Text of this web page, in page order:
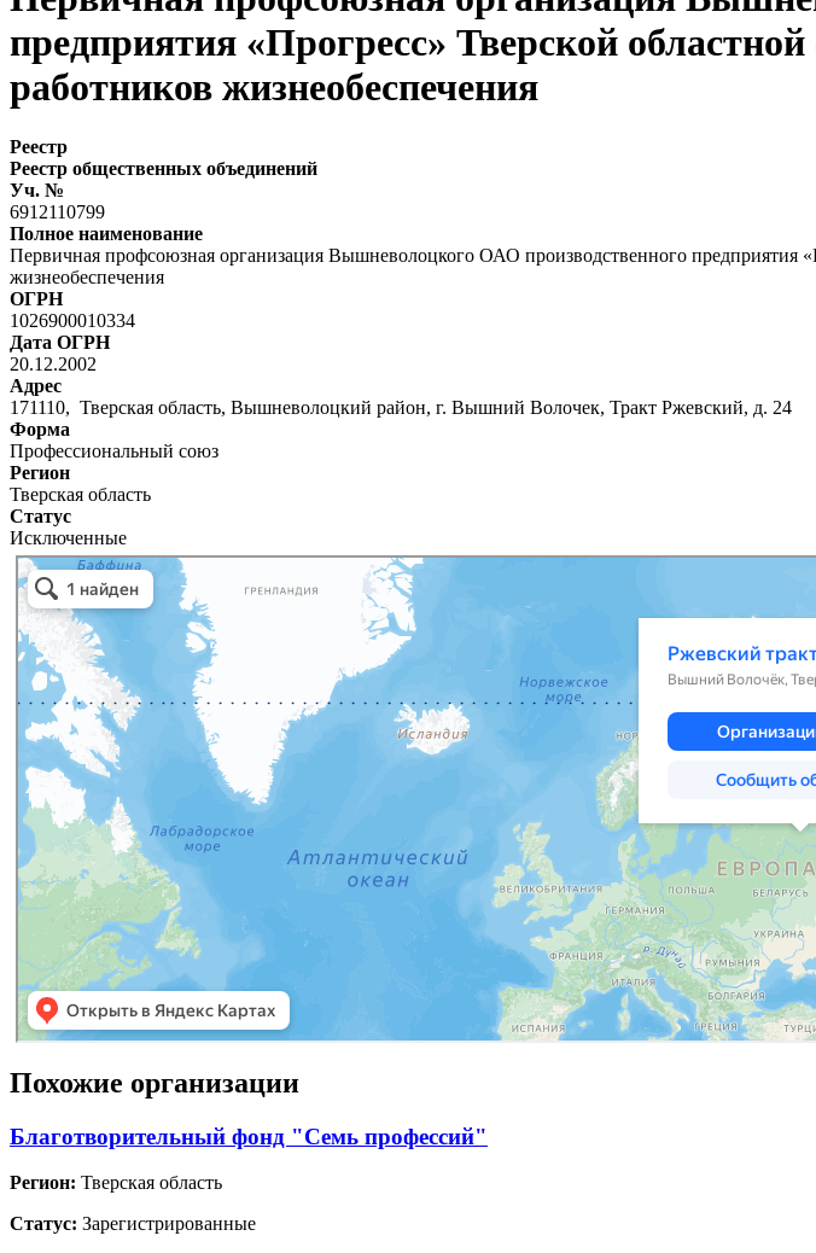
предприятия «Прогресс» Тверской
работников жизнеобеспечения
Реестр
Реестр общественных объединений
Уч. №
6912110799
Полное наименование
Первичная профсоюзная организация Вышневолоцкого ОАО производственного предприятия
жизнеобеспечения
ОГРН
1026900010334
Дата ОГРН
20.12.2002
Адрес
171110, Тверская область, Вышневолоцкий район, г. Вышний Волочек, Тракт Ржевский, д. 24
Форма
Профессиональный союз
Регион
Тверская область
Статус
Исключенные
Похожие организации
Благотворительный фонд "Семь профессий"
Регион: Тверская область
Статус: Зарегистрированные